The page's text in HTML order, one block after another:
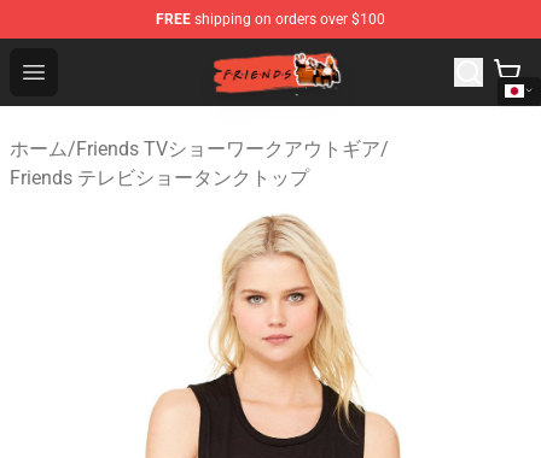
FREE shipping on orders over $100
Open menu
Friends Store - Official Friends Merchandise Shop
ホーム/Friends TVショーワークアウトギア/
Friends テレビショータンクトップ